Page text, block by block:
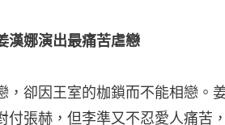
漢娜演出最痛苦虐戀
，卻因王室的枷鎖而不能相戀。
付張赫，但李準又不忍愛人痛苦